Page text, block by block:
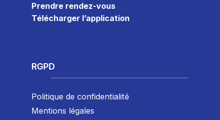
Prendre rendez-vous
Télécharger l’application
RGPD
Politique de confidentialité
Mentions légales